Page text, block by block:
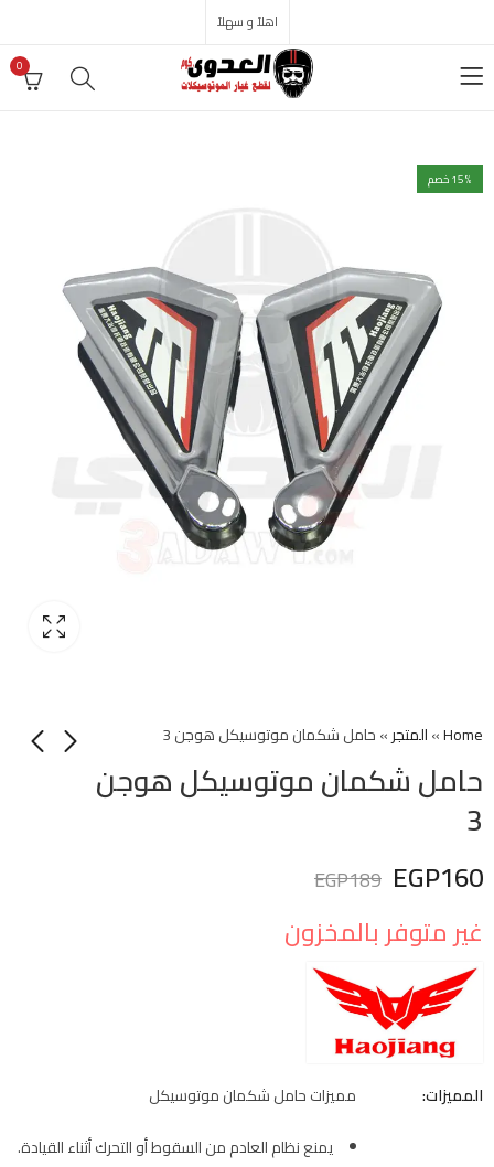
اهلاً و سهلاً
0
15% خصم
Home
»المتجر»حامل شكمان موتوسيكل هوجن 3
حامل شكمان موتوسيكل هوجن
3
EGP160
EGP189
غير متوفر بالمخزون
المميزات:
مميزات حامل شكمان موتوسيكل
يمنع نظام العادم من السقوط أو التحرك أثناء القيادة.